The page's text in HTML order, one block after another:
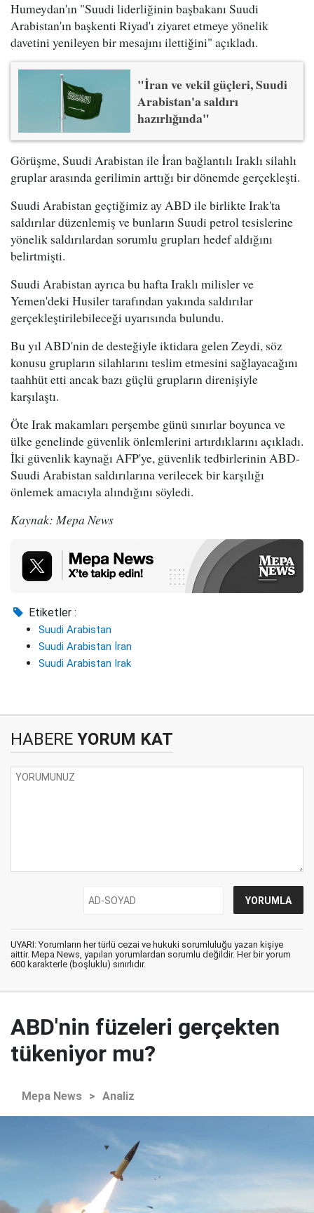
Humeydan'ın "Suudi liderliğinin başbakanı Suudi
Arabistan'ın başkenti Riyad'ı ziyaret etmeye yönelik
davetini yenileyen bir mesajını ilettiğini" açıkladı.
"İran ve vekil güçleri, Suudi
Arabistan'a saldırı
hazırlığında"
Görüşme, Suudi Arabistan ile İran bağlantılı Iraklı silahlı
gruplar arasında gerilimin arttığı bir dönemde gerçekleşti.
Suudi Arabistan geçtiğimiz ay ABD ile birlikte Irak'ta
saldırılar düzenlemiş ve bunların Suudi petrol tesislerine
yönelik saldırılardan sorumlu grupları hedef aldığını
belirtmişti.
Suudi Arabistan ayrıca bu hafta Iraklı milisler ve
Yemen'deki Husiler tarafından yakında saldırılar
gerçekleştirilebileceği uyarısında bulundu.
Bu yıl ABD'nin de desteğiyle iktidara gelen Zeydi, söz
konusu grupların silahlarını teslim etmesini sağlayacağını
taahhüt etti ancak bazı güçlü grupların direnişiyle
karşılaştı.
Öte Irak makamları perşembe günü sınırlar boyunca ve
ülke genelinde güvenlik önlemlerini artırdıklarını açıkladı.
İki güvenlik kaynağı AFP'ye, güvenlik tedbirlerinin ABD-
Suudi Arabistan saldırılarına verilecek bir karşılığı
önlemek amacıyla alındığını söyledi.
Kaynak: Mepa News
Etiketler :
Suudi Arabistan
Suudi Arabistan İran
Suudi Arabistan Irak
HABERE YORUM KAT
UYARI: Yorumların her türlü cezai ve hukuki sorumluluğu yazan kişiye
aittir. Mepa News, yapılan yorumlardan sorumlu değildir. Her bir yorum
600 karakterle (boşluklu) sınırlıdır.
ABD'nin füzeleri gerçekten
tükeniyor mu?
Mepa News > Analiz